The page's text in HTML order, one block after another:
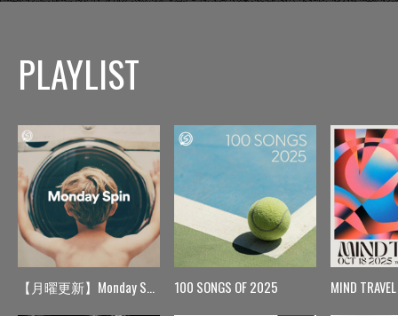
PLAYLIST
【月曜更新】Monday Spin 100 SONGS OF 2025 MIND TRAVEL